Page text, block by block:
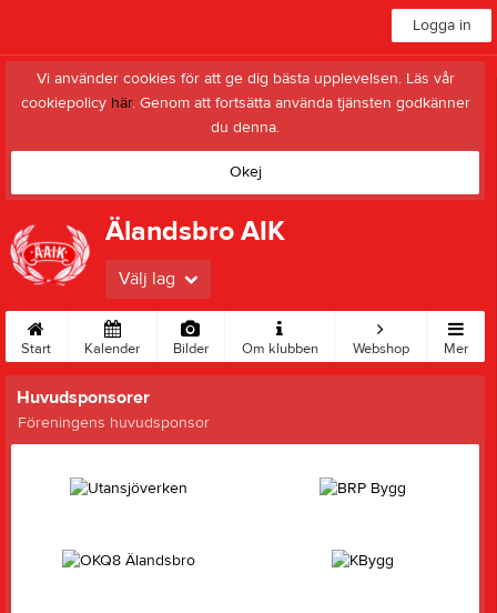
Logga in
Vi använder cookies för att ge dig bästa upplevelsen. Läs vår
cookiepolicy här. Genom att fortsätta använda tjänsten godkänner
du denna.
Okej
Älandsbro AIK
Välj lag
Start Kalender Bilder Om klubben Webshop Mer
Huvudsponsorer
Föreningens huvudsponsor